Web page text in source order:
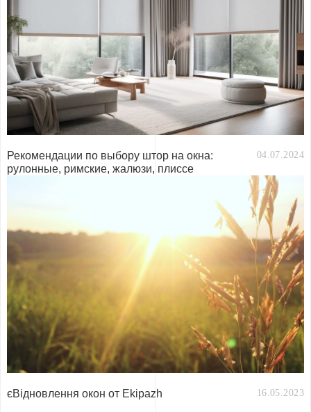
Рекомендации по выбору штор на окна:
рулонные, римские, жалюзи, плиссе
04.07.2024
єВідновлення окон от Ekipazh 16.05.2023